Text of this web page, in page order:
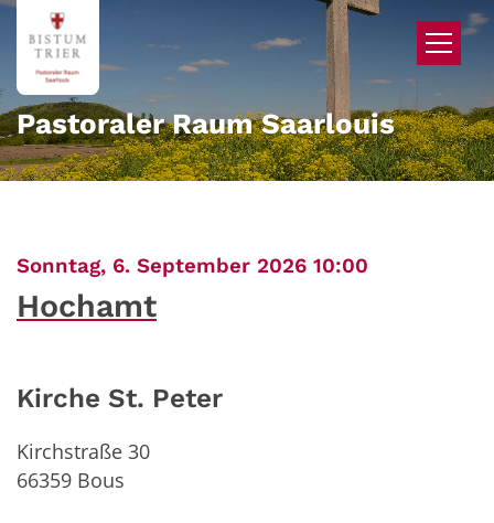
Zum Inhalt springen
Pastoraler Raum Saarlouis
Sonntag, 6. September 2026 10:00
Hochamt
Kirche St. Peter
Kirchstraße 30
66359 Bous